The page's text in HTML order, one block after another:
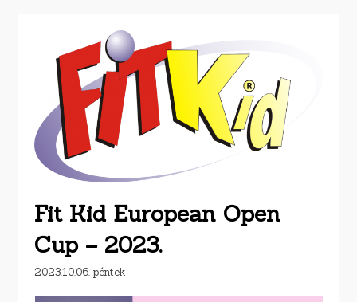
Fit Kid European Open
Cup – 2023.
2023.10.06. péntek